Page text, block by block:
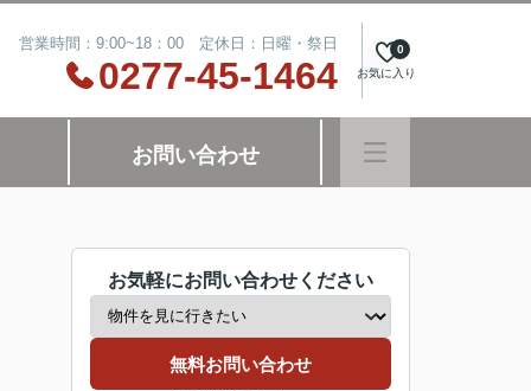
営業時間：9:00~18：00 定休日：日曜・祭日
0277-45-1464 お気に入り
0
お問い合わせ
お気軽にお問い合わせください
無料お問い合わせ